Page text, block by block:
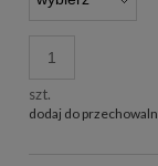
szt.
dodaj do